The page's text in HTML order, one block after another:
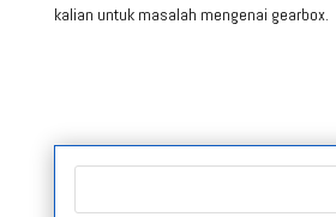
kalian untuk masalah mengenai gearbox.